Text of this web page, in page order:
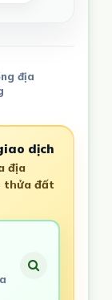
địa
dịch
địa
thửa đất